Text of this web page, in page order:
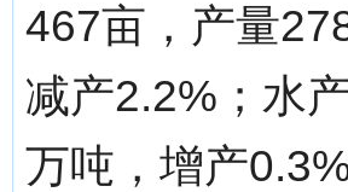
467亩，产量
减产2.2%；水
万吨，增产